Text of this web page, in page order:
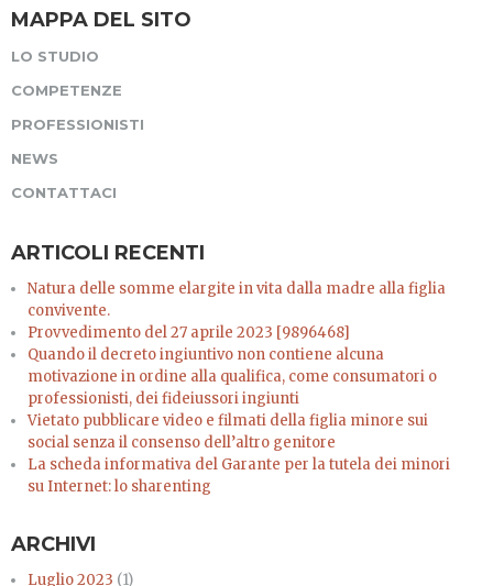
MAPPA DEL SITO
LO STUDIO
COMPETENZE
PROFESSIONISTI
NEWS
CONTATTACI
ARTICOLI RECENTI
Natura delle somme elargite in vita dalla madre alla figlia
convivente.
Provvedimento del 27 aprile 2023 [9896468]
Quando il decreto ingiuntivo non contiene alcuna
motivazione in ordine alla qualifica, come consumatori o
professionisti, dei fideiussori ingiunti
Vietato pubblicare video e filmati della figlia minore sui
social senza il consenso dell’altro genitore
La scheda informativa del Garante per la tutela dei minori
su Internet: lo sharenting
ARCHIVI
Luglio 2023 (1)